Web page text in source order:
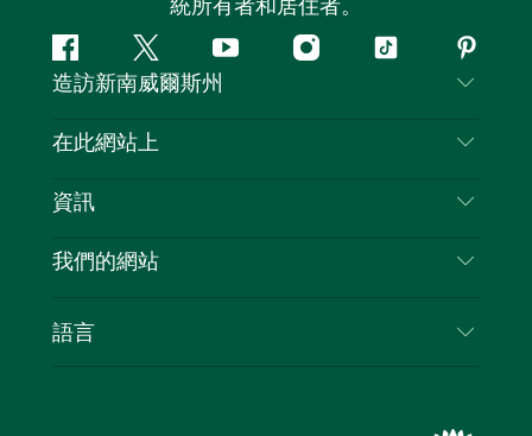
統所有者和居住者。
Facebook嘰
嘰
喳
Youtube Instagram
抖
造訪新南威爾斯州
聯絡我們
隱私
Cookie 通知
在此網站上
目的地
新南威爾斯州公路旅行
活動
資訊
旅行資訊
新南威爾斯的商業
我們的網站
語言